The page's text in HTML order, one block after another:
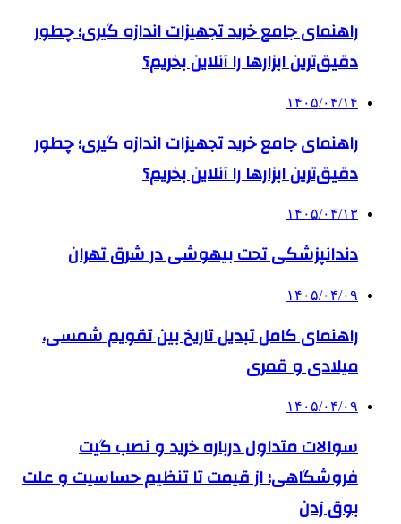
راهنمای جامع خرید تجهیزات اندازه گیری؛ چطور
دقیق‌ترین ابزارها را آنلاین بخریم؟
۱۴۰۵/۰۴/۱۴
راهنمای جامع خرید تجهیزات اندازه گیری؛ چطور
دقیق‌ترین ابزارها را آنلاین بخریم؟
۱۴۰۵/۰۴/۱۳
دندانپزشکی تحت بیهوشی در شرق تهران
۱۴۰۵/۰۴/۰۹
راهنمای کامل تبدیل تاریخ بین تقویم شمسی،
میلادی و قمری
۱۴۰۵/۰۴/۰۹
سوالات متداول درباره خرید و نصب گیت
فروشگاهی؛ از قیمت تا تنظیم حساسیت و علت
بوق زدن